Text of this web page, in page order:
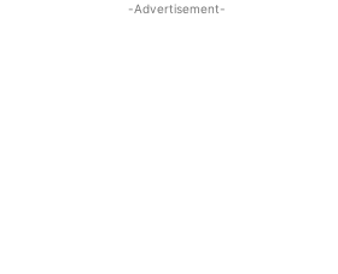
-Advertisement-